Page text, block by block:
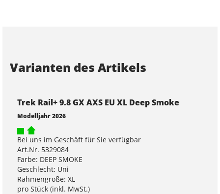
Varianten des Artikels
Trek Rail+ 9.8 GX AXS EU XL Deep Smoke
Modelljahr 2026
Bei uns im Geschäft für Sie verfügbar
Art.Nr. 5329084
Farbe: DEEP SMOKE
Geschlecht: Uni
Rahmengröße: XL
pro Stück (inkl. MwSt.)